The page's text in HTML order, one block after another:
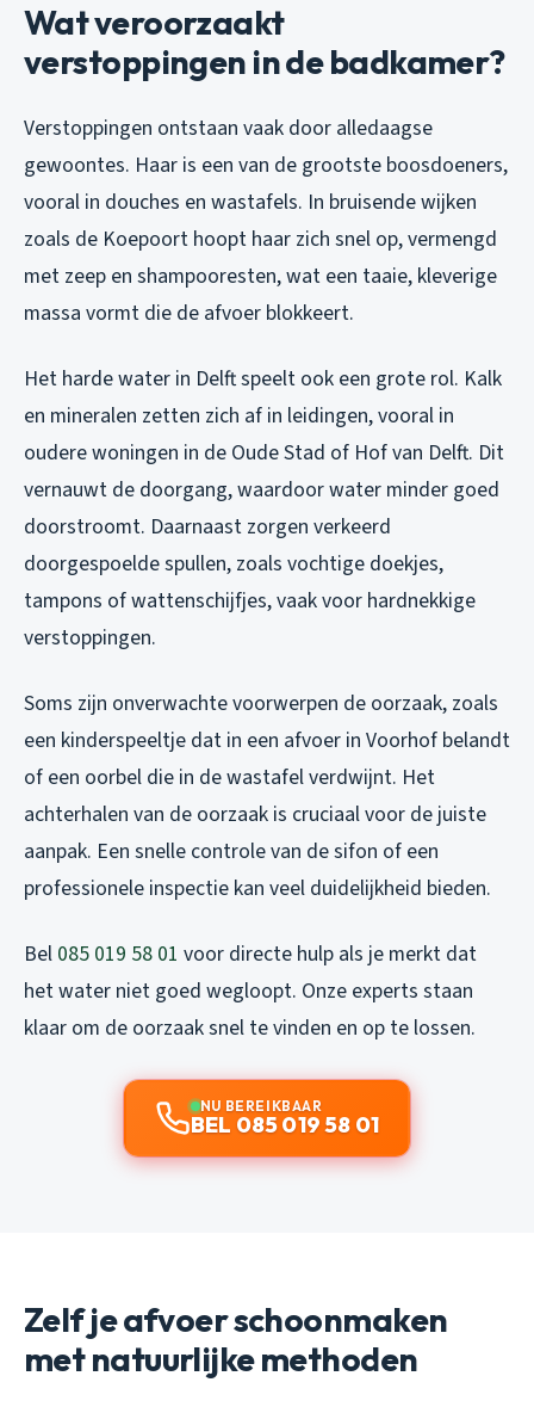
Wat veroorzaakt
verstoppingen in de badkamer?
Verstoppingen ontstaan vaak door alledaagse
gewoontes. Haar is een van de grootste boosdoeners,
vooral in douches en wastafels. In bruisende wijken
zoals de Koepoort hoopt haar zich snel op, vermengd
met zeep en shampooresten, wat een taaie, kleverige
massa vormt die de afvoer blokkeert.
Het harde water in Delft speelt ook een grote rol. Kalk
en mineralen zetten zich af in leidingen, vooral in
oudere woningen in de Oude Stad of Hof van Delft. Dit
vernauwt de doorgang, waardoor water minder goed
doorstroomt. Daarnaast zorgen verkeerd
doorgespoelde spullen, zoals vochtige doekjes,
tampons of wattenschijfjes, vaak voor hardnekkige
verstoppingen.
Soms zijn onverwachte voorwerpen de oorzaak, zoals
een kinderspeeltje dat in een afvoer in Voorhof belandt
of een oorbel die in de wastafel verdwijnt. Het
achterhalen van de oorzaak is cruciaal voor de juiste
aanpak. Een snelle controle van de sifon of een
professionele inspectie kan veel duidelijkheid bieden.
Bel 085 019 58 01 voor directe hulp als je merkt dat
het water niet goed wegloopt. Onze experts staan
klaar om de oorzaak snel te vinden en op te lossen.
NU BEREIKBAAR
BEL 085 019 58 01
Zelf je afvoer schoonmaken
met natuurlijke methoden